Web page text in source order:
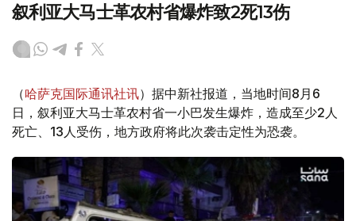
叙利亚大马士革农村省爆炸致2死13伤
（哈萨克国际通讯社讯）据中新社报道，当地时间8月6
日，叙利亚大马士革农村省一小巴发生爆炸，造成至少2人
死亡、13人受伤，地方政府将此次袭击定性为恐袭。